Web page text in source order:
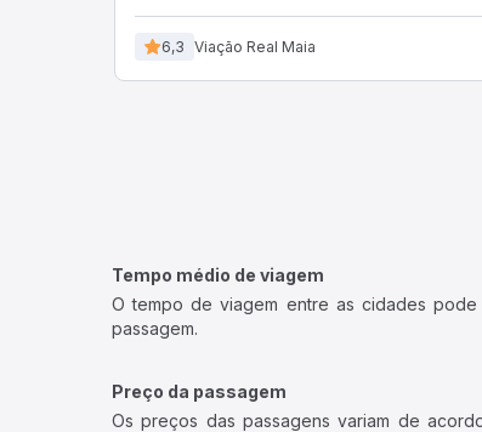
6,3 Viação Real Maia
Tempo médio de viagem
O tempo de viagem entre as cidades
passagem.
Preço da passagem
Os preços das passagens variam de